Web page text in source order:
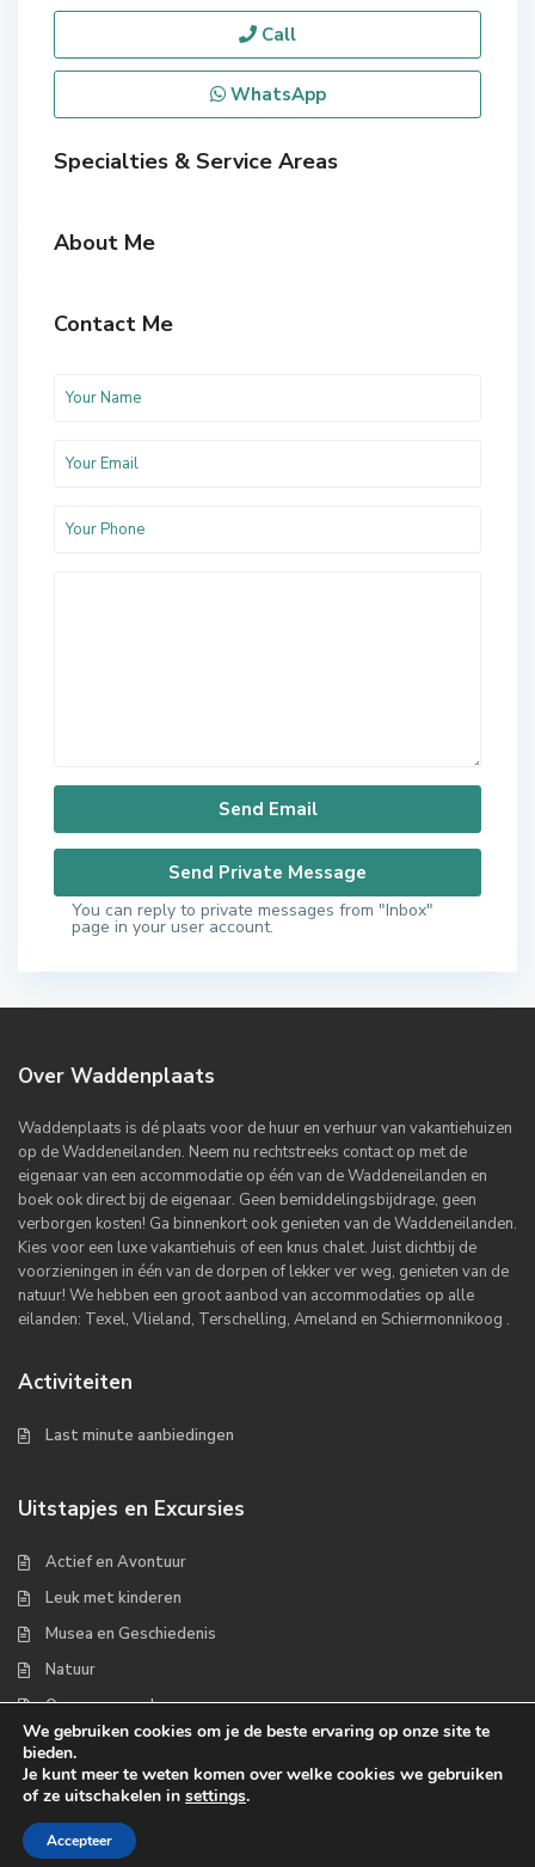
Call
WhatsApp
Specialties & Service Areas
About Me
Contact Me
You can reply to private messages from "Inbox"
page in your user account.
Over Waddenplaats
Waddenplaats is dé plaats voor de huur en verhuur van vakantiehuizen
op de Waddeneilanden. Neem nu rechtstreeks contact op met de
eigenaar van een accommodatie op één van de Waddeneilanden en
boek ook direct bij de eigenaar. Geen bemiddelingsbijdrage, geen
verborgen kosten! Ga binnenkort ook genieten van de Waddeneilanden.
Kies voor een luxe vakantiehuis of een knus chalet. Juist dichtbij de
voorzieningen in één van de dorpen of lekker ver weg, genieten van de
natuur! We hebben een groot aanbod van accommodaties op alle
eilanden: Texel, Vlieland, Terschelling, Ameland en Schiermonnikoog .
Activiteiten
Last minute aanbiedingen
Uitstapjes en Excursies
Actief en Avontuur
Leuk met kinderen
Musea en Geschiedenis
Natuur
Op zee en wad
Copyrights 2022 - Waddenplaats.nl
Over ons
Handige links
We gebruiken cookies om je de beste ervaring op onze site te
bieden.
Je kunt meer te weten komen over welke cookies we gebruiken
of ze uitschakelen in settings.
Accepteer